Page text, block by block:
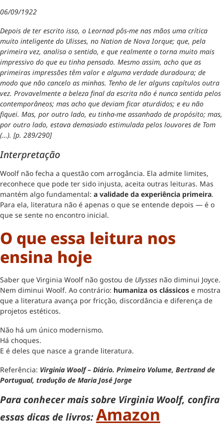
06/09/1922
Depois de ter escrito isso, o Leornad pôs-me nas mãos uma crítica
muito inteligente do Ulisses, no Nation de Nova Iorque; que, pela
primeira vez, analisa o sentido, e que realmente o torna muito mais
impressivo do que eu tinha pensado. Mesmo assim, acho que as
primeiras impressões têm valor e alguma verdade duradoura; de
modo que não cancelo as minhas. Tenho de ler alguns capítulos outra
vez. Provavelmente a beleza final da escrita não é nunca sentida pelos
contemporâneos; mas acho que deviam ficar aturdidos; e eu não
fiquei. Mas, por outro lado, eu tinha-me assanhado de propósito; mas,
por outro lado, estava demasiado estimulada pelos louvores de Tom
(…). [p. 289/290]
Interpretação
Woolf não fecha a questão com arrogância. Ela admite limites,
reconhece que pode ter sido injusta, aceita outras leituras. Mas
mantém algo fundamental: a validade da experiência primeira.
Para ela, literatura não é apenas o que se entende depois — é o
que se sente no encontro inicial.
O que essa leitura nos
ensina hoje
Saber que Virginia Woolf não gostou de Ulysses não diminui Joyce.
Nem diminui Woolf. Ao contrário: humaniza os clássicos e mostra
que a literatura avança por fricção, discordância e diferença de
projetos estéticos.
Não há um único modernismo.
Há choques.
E é deles que nasce a grande literatura.
Referência: Virginia Woolf – Diário. Primeiro Volume, Bertrand de
Portugual, tradução de Maria José Jorge
Para conhecer mais sobre Virginia Woolf, confira
essas dicas de livros:Amazon